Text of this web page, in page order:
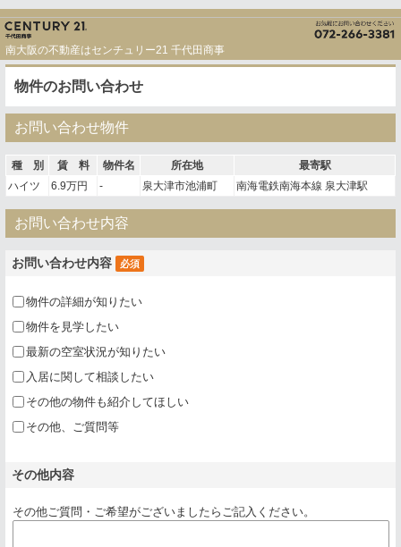
南大阪の不動産はセンチュリー21 千代田商事
物件のお問い合わせ
お問い合わせ物件
種 別 賃 料 物件名 所在地
最寄駅
ハイツ
6.9万円 - 泉大津市池浦町 南海電鉄南海本線 泉大津駅
お問い合わせ内容
お問い合わせ内容 必須
物件の詳細が知りたい
物件を見学したい
最新の空室状況が知りたい
入居に関して相談したい
その他の物件も紹介してほしい
その他、ご質問等
その他内容
その他ご質問・ご希望がございましたらご記入ください。